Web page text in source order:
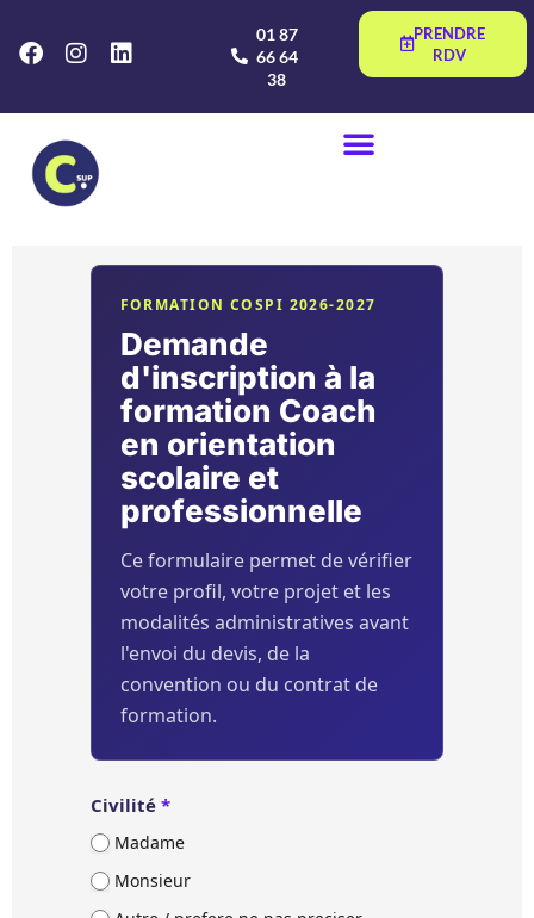
01 87
66 64
38
PRENDRE
RDV
Inscription
formation
COSPI
FORMATION COSPI 2026-2027
Demande
d'inscription à la
formation Coach
en orientation
scolaire et
professionnelle
Ce formulaire permet de vérifier
votre profil, votre projet et les
modalités administratives avant
l'envoi du devis, de la
convention ou du contrat de
formation.
Civilité *
Madame
Monsieur